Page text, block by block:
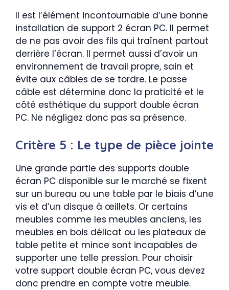
Il est l’élément incontournable d’une bonne
installation de support 2 écran PC. Il permet
de ne pas avoir des fils qui traînent partout
derrière l’écran. Il permet aussi d’avoir un
environnement de travail propre, sain et
évite aux câbles de se tordre. Le passe
câble est détermine donc la praticité et le
côté esthétique du support double écran
PC. Ne négligez donc pas sa présence.
Critère 5 : Le type de pièce jointe
Une grande partie des supports double
écran PC disponible sur le marché se fixent
sur un bureau ou une table par le biais d’une
vis et d’un disque à œillets. Or certains
meubles comme les meubles anciens, les
meubles en bois délicat ou les plateaux de
table petite et mince sont incapables de
supporter une telle pression. Pour choisir
votre support double écran PC, vous devez
donc prendre en compte votre meuble.